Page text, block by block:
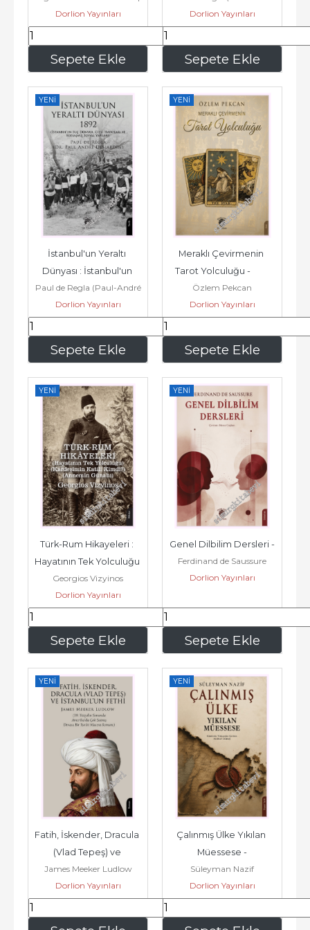
Sepete Ekle
Sultan...
Dorlion Yayınları
143,00 Sepete Ekle
Desjardin)
Dorlion Yayınları
169,00
YENI
Sepete Ekle
İstanbul'un Yeraltı
Dünyası : İstanbul'un
Suç Dünyası Gizli
Hayatları ve...
Paul de Regla (Paul-André
Desjardin)
Dorlion Yayınları
234,00
YENI
Sepete Ekle
Meraklı Çevirmenin
Tarot Yolculuğu -
2026
Özlem Pekcan
Dorlion Yayınları
273,00
YENI
Sepete Ekle
Türk-Rum Hikayeleri :
Hayatının Tek Yolculuğu
- Kardeşimin Katili
Kimdi...
Georgios Vizyinos
Dorlion Yayınları
123,50
YENI
Sepete Ekle
Genel Dilbilim Dersleri -
Ferdinand de Saussure
Dorlion Yayınları
260,00
YENI
Fatih, İskender, Dracula
(Vlad Tepeş) ve
İstanbul'un Fethi -
James Meeker Ludlow
Dorlion Yayınları
YENI
Çalınmış Ülke Yıkılan
Müessese -
Süleyman Nazif
Dorlion Yayınları